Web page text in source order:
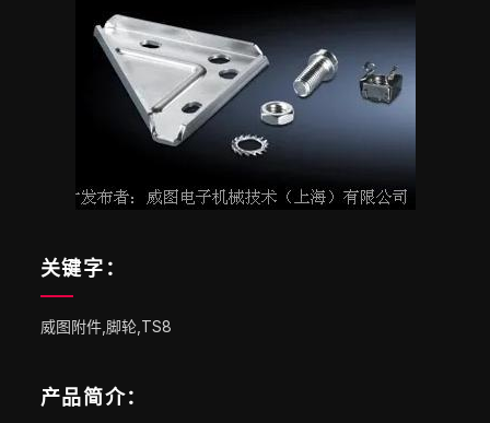
关键字：
威图附件,脚轮,TS8
产品简介：